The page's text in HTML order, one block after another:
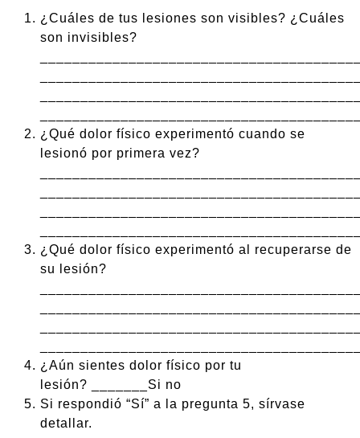
¿Cuáles de tus lesiones son visibles? ¿Cuáles
son invisibles?
¿Qué dolor físico experimentó cuando se
lesionó por primera vez?
¿Qué dolor físico experimentó al recuperarse de
su lesión?
¿Aún sientes dolor físico por tu
lesión? _______Si no
Si respondió “Sí” a la pregunta 5, sírvase
detallar.